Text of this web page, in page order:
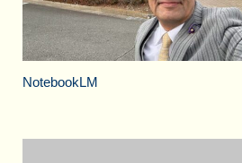
NotebookLM